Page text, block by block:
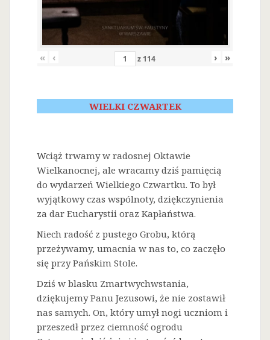
« ‹ z 114 › »
WIELKI CZWARTEK
Wciąż trwamy w radosnej Oktawie
Wielkanocnej, ale wracamy dziś pamięcią
do wydarzeń Wielkiego Czwartku. To był
wyjątkowy czas wspólnoty, dziękczynienia
za dar Eucharystii oraz Kapłaństwa.
Niech radość z pustego Grobu, którą
przeżywamy, umacnia w nas to, co zaczęło
się przy Pańskim Stole.
Dziś w blasku Zmartwychwstania,
dziękujemy Panu Jezusowi, że nie zostawił
nas samych. On, który umył nogi uczniom i
przeszedł przez ciemność ogrodu